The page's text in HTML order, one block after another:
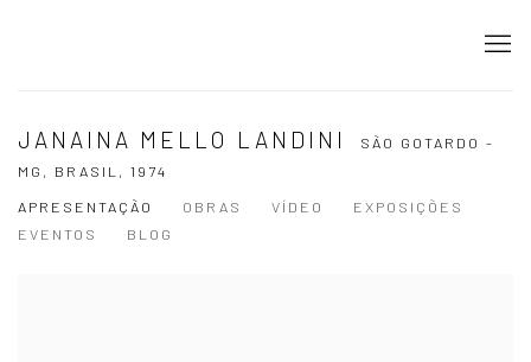
JANAINA MELLO LANDINI
SÃO GOTARDO -
MG, BRASIL, 1974
APRESENTAÇÃO
OBRAS VÍDEO
EXPOSIÇÕES
EVENTOS
BLOG